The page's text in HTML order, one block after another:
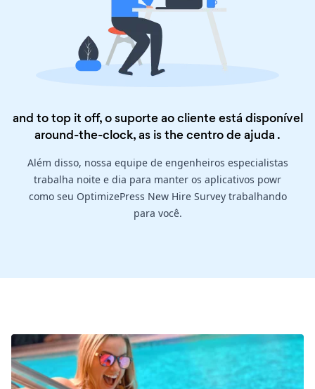
and to top it off, o suporte ao cliente está disponível
around-the-clock, as is thecentro de ajuda .
Além disso, nossa equipe de engenheiros especialistas
trabalha noite e dia para manter os aplicativos powr
como seu OptimizePress New Hire Survey trabalhando
para você.